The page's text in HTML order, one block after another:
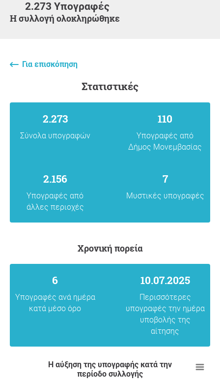
2.273 Υπογραφές
Η συλλογή ολοκληρώθηκε
Για επισκόπηση
Στατιστικές
2.273
Σύνολα υπογραφών
110
Υπογραφές από
Δήμος Μονεμβασίας
2.156
Υπογραφές από
άλλες περιοχές
7
Μυστικές υπογραφές
Χρονική πορεία
6
Υπογραφές ανά ημέρα
κατά μέσο όρο
10.07.2025
Περισσότερες
υπογραφές την ημέρα
υποβολής της
αίτησης
Η αύξηση της υπογραφής κατά την
περίοδο συλλογής